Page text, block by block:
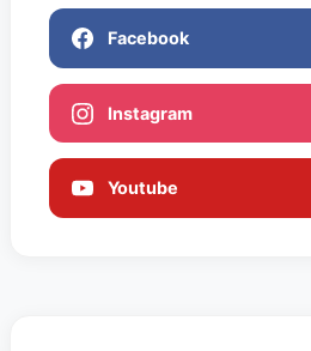
Facebook
Instagram
Youtube